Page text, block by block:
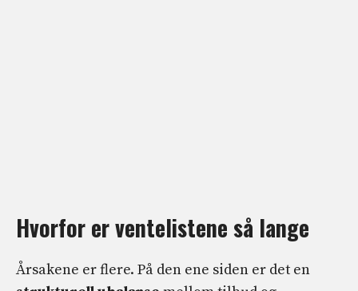
Hvorfor er ventelistene så lange
Årsakene er flere. På den ene siden er det en